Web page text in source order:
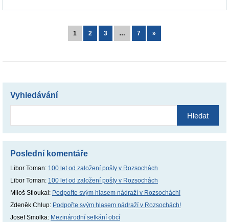
1 2 3 … 7 »
Vyhledávání
Poslední komentáře
Libor Toman: 100 let od založení pošty v Rozsochách
Libor Toman: 100 let od založení pošty v Rozsochách
Miloš Stloukal : Podpořte svým hlasem nádraží v Rozsochách!
Zdeněk Chlup: Podpořte svým hlasem nádraží v Rozsochách!
Josef Smolka: Mezinárodní setkání obcí